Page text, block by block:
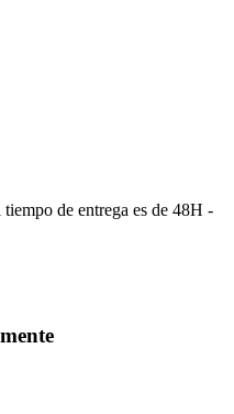
de entrega es de 48H -